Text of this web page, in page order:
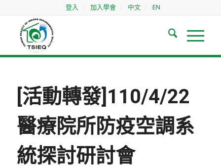
登入 加入學會 中文 EN
[活動轉發]110/4/22
醫療院所防疫空調系
統探討研討會